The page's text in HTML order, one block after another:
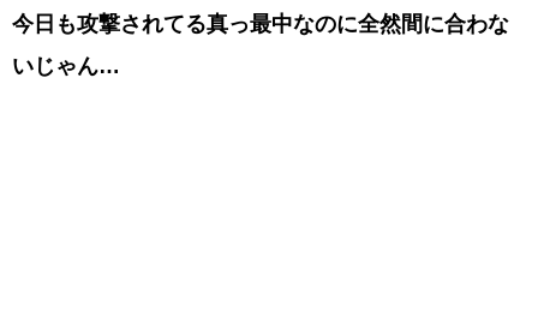
今日も攻撃されてる真っ最中なのに全然間に合わな
いじゃん…